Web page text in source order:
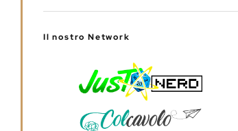
Il nostro Network